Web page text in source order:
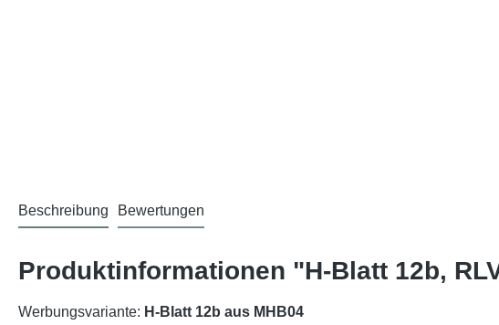
Beschreibung Bewertungen
Produktinformationen "H-Blatt 12b,
Werbungsvariante: H-Blatt 12b aus MHB04